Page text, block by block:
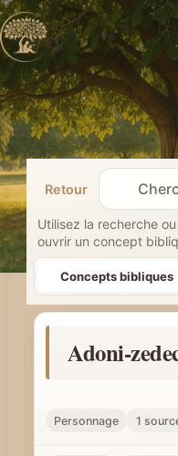
Aller
au
contenu
Retour
R
e
c
h
e
c
r
Utilisez la recherche
ouvrir un concept
Concepts bibliques
Adoni-
Personnage 1